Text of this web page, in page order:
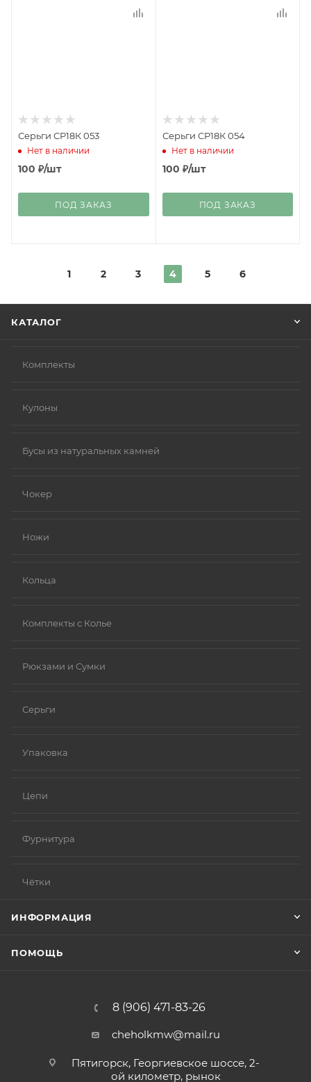
Серьги СР18К 053
Нет в наличии
100 ₽/шт
ПОД ЗАКАЗ
Серьги СР18К 054
Нет в наличии
100 ₽/шт
ПОД ЗАКАЗ
1 2 3 4 5 6
КАТАЛОГ
Комплекты
Кулоны
Бусы из натуральных камней
Чокер
Ножи
Кольца
Комплекты с Колье
Рюкзами и Сумки
Серьги
Упаковка
Цепи
Фурнитура
Чётки
ИНФОРМАЦИЯ
ПОМОЩЬ
8 (906) 471-83-26
cheholkmw@mail.ru
Пятигорск, Георгиевское шоссе, 2-
ой километр, рынок